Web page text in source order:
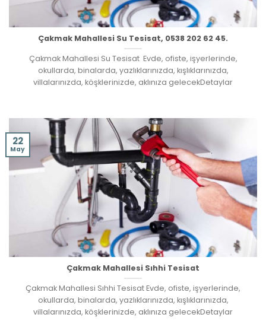
Çakmak Mahallesi Su Tesisat, 0538 202 62 45.
Çakmak Mahallesi Su Tesisat Evde, ofiste, işyerlerinde,
okullarda, binalarda, yazlıklarınızda, kışlıklarınızda,
villalarınızda, köşklerinizde, aklınıza gelecekDetaylar
Çakmak Mahallesi Sıhhi Tesisat
Çakmak Mahallesi Sıhhi Tesisat Evde, ofiste, işyerlerinde,
okullarda, binalarda, yazlıklarınızda, kışlıklarınızda,
villalarınızda, köşklerinizde, aklınıza gelecekDetaylar
22
May